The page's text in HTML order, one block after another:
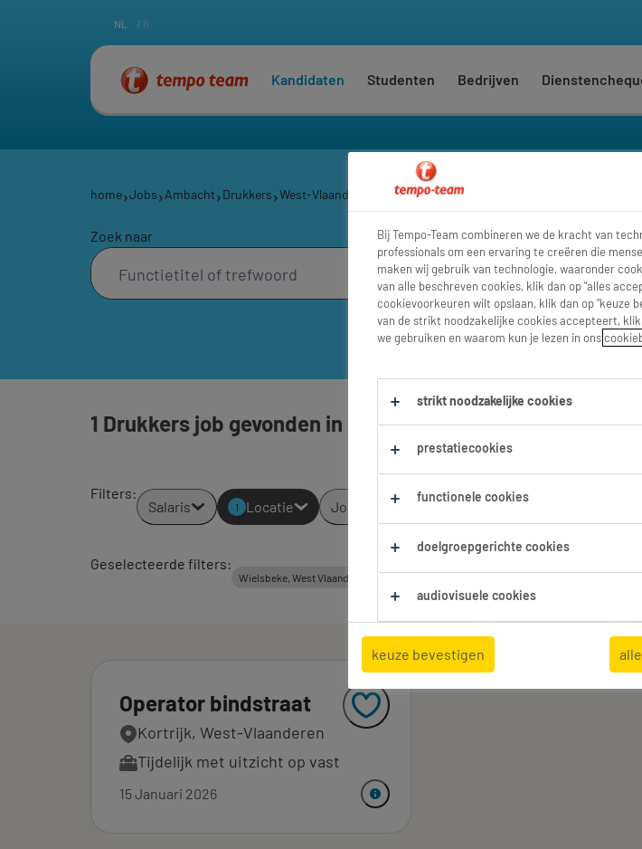
Kandidaten Studenten Bedrijven
NL FR
home Jobs Ambacht Drukkers West-Vlaanderen Wielsbeke
Zoek naar Waar
1 Drukkers job gevonden in Wielsbeke.
Filters:
Salaris 1 Locatie Jobtypes Expertisedomein
Geselecteerde filters:
Wielsbeke, West Vlaanderen Alles wissen
Operator bindstraat
Kortrijk, West-Vlaanderen
Tijdelijk met uitzicht op vast
15 Januari 2026
Bij Tempo-Team combineren we de kracht van
professionals om een ervaring te creëren die
maken wij gebruik van technologie, waaronder
van alle beschreven cookies, klik dan op "alles
cookievoorkeuren wilt opslaan, klik dan op "keuze
van de strikt noodzakelijke cookies accepteert, klik
we gebruiken en waarom kun je lezen in ons
strikt noodzakelijke cookies
prestatiecookies
functionele cookies
doelgroepgerichte cookies
audiovisuele cookies
keuze bevestigen